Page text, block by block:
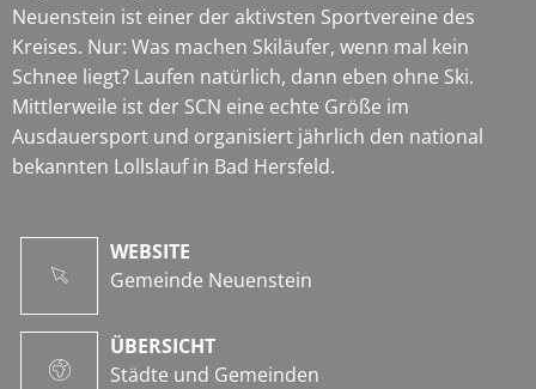
Neuenstein ist einer der aktivsten Sportvereine des
Kreises. Nur: Was machen Skiläufer, wenn mal kein
Schnee liegt? Laufen natürlich, dann eben ohne Ski.
Mittlerweile ist der SCN eine echte Größe im
Ausdauersport und organisiert jährlich den national
bekannten Lollslauf in Bad Hersfeld.
WEBSITE
Gemeinde Neuenstein
ÜBERSICHT
Städte und Gemeinden